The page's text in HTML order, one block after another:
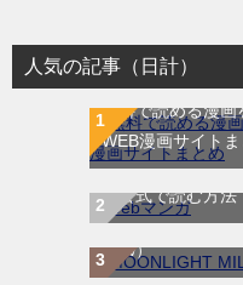
人気の記事（日計）
無料で読める漫画
WEB漫画サイト
WEB漫画サイト
を公式で読む方法
MOONLIGHT
ワンで最新刊まで
view）
ヴィクトリアの